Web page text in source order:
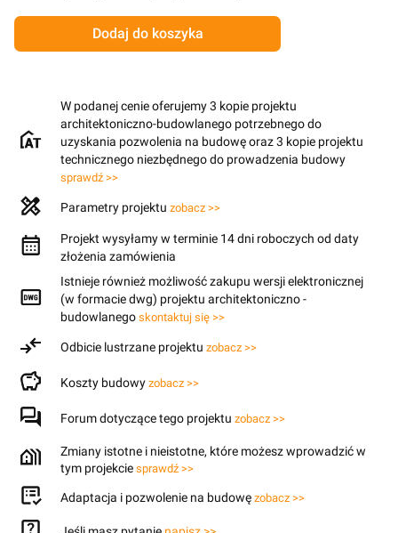
Dodaj do koszyka
W podanej cenie oferujemy 3 kopie projektu
architektoniczno-budowlanego potrzebnego do
uzyskania pozwolenia na budowę oraz 3 kopie projektu
technicznego niezbędnego do prowadzenia budowy
sprawdź >>
Parametry projektu zobacz >>
Projekt wysyłamy w terminie 14 dni roboczych od daty
złożenia zamówienia
Istnieje również możliwość zakupu wersji elektronicznej
(w formacie dwg) projektu architektoniczno -
budowlanego skontaktuj się >>
Odbicie lustrzane projektu zobacz >>
Koszty budowy zobacz >>
Forum dotyczące tego projektu zobacz >>
Zmiany istotne i nieistotne, które możesz wprowadzić w
tym projekcie sprawdź >>
Adaptacja i pozwolenie na budowę zobacz >>